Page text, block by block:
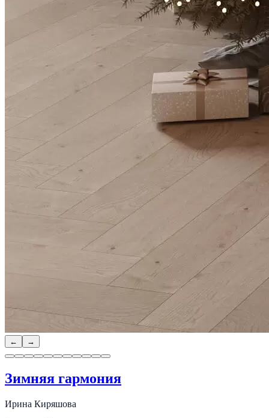
← →
Зимняя гармония
Ирина Киряшова